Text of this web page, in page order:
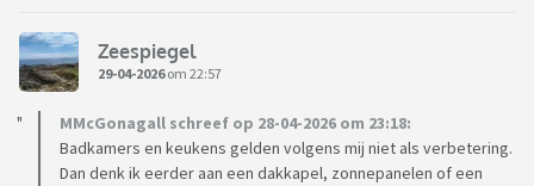
Zeespiegel
29-04-2026om 22:57
MMcGonagall schreef op 28-04-2026 om 23:18:
Badkamers en keukens gelden volgens mij niet als verbetering.
Dan denk ik eerder aan een dakkapel, zonnepanelen of een